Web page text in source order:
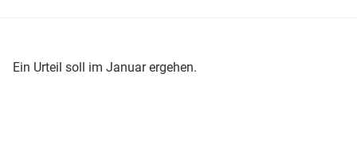
Ein Urteil soll im Januar ergehen.